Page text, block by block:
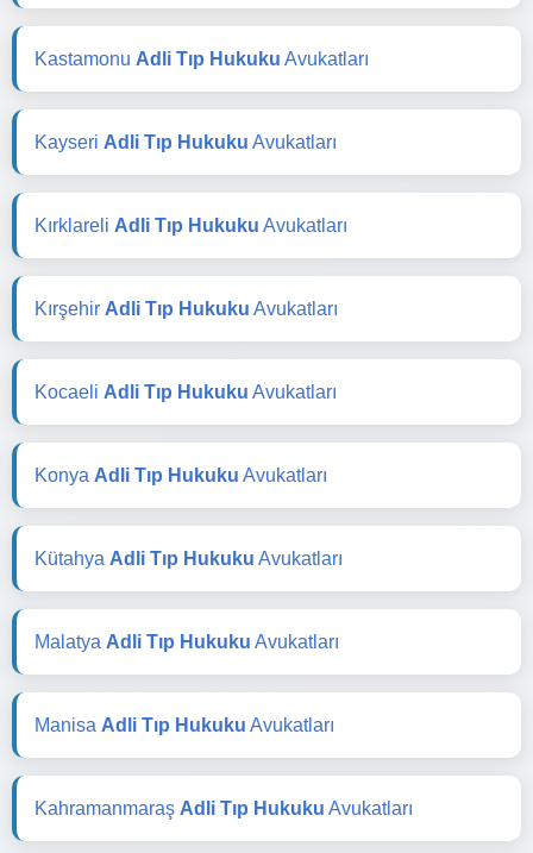
Kastamonu Adli Tıp Hukuku Avukatları
Kayseri Adli Tıp Hukuku Avukatları
Kırklareli Adli Tıp Hukuku Avukatları
Kırşehir Adli Tıp Hukuku Avukatları
Kocaeli Adli Tıp Hukuku Avukatları
Konya Adli Tıp Hukuku Avukatları
Kütahya Adli Tıp Hukuku Avukatları
Malatya Adli Tıp Hukuku Avukatları
Manisa Adli Tıp Hukuku Avukatları
Kahramanmaraş Adli Tıp Hukuku Avukatları